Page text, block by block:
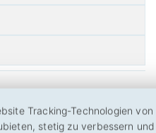
Tracking-Technologien
stetig zu verbessern